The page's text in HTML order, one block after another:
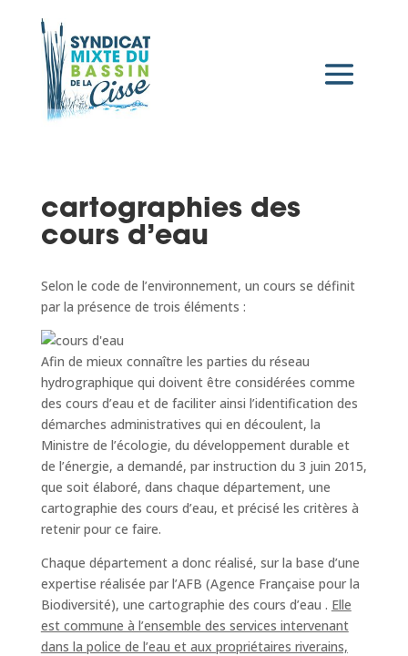
cartographies des
cours d’eau
Selon le code de l’environnement, un cours se définit
par la présence de trois éléments :
Afin de mieux connaître les parties du réseau
hydrographique qui doivent être considérées comme
des cours d’eau et de faciliter ainsi l’identification des
démarches administratives qui en découlent, la
Ministre de l’écologie, du développement durable et
de l’énergie, a demandé, par instruction du 3 juin 2015,
que soit élaboré, dans chaque département, une
cartographie des cours d’eau, et précisé les critères à
retenir pour ce faire.
Chaque département a donc réalisé, sur la base d’une
expertise réalisée par l’AFB (Agence Française pour la
Biodiversité), une cartographie des cours d’eau . Elle
est commune à l’ensemble des services intervenant
dans la police de l’eau et aux propriétaires riverains,